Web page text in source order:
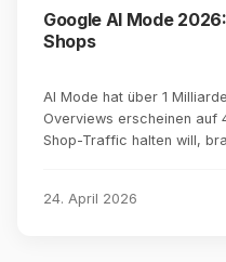
Google AI Mode
Shops
AI Mode hat über 1
Overviews erscheinen auf
Shop-Traffic halten will,
24. April 2026